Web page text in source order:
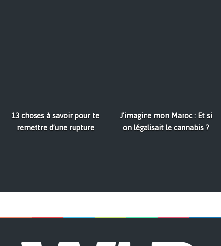
13 choses à savoir pour te
remettre d’une rupture
J'imagine mon Maroc : Et si
on légalisait le cannabis ?